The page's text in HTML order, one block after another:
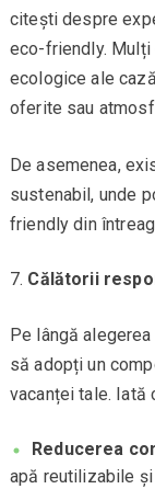
citești despre
eco-friendly. Mulți
ecologice ale
oferite sau
De asemenea,
sustenabil, unde
friendly din
Călătorii
Pe lângă
să adopți un
vacanței tale. Iată
Reducerea
apă reutilizabile